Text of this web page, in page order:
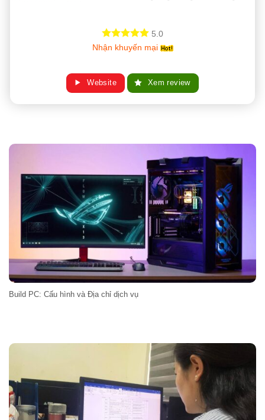
5.0
Nhận khuyến mại
Website Xem review
Build PC: Cấu hình và Địa chỉ dịch vụ